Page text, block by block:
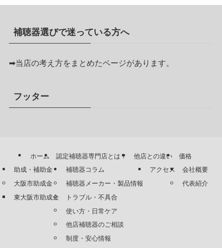
補聴器選びで迷っている方へ
➡当店の考え方をまとめたページがあります。
フッター
ホーム 認定補聴器専門店とは？ 他店との違い
価格
助成・補助金
大阪市助成金
東大阪市助成金
補聴器コラム
補聴器メーカー・製品情報
トラブル・不具合
使い方・日常ケア
他店補聴器のご相談
制度・安心情報
アクセス
会社概要
代表紹介